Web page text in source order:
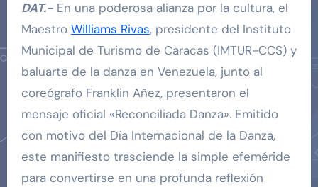
DAT.-En una poderosa alianza por la cultura, el
Maestro Williams Rivas, presidente del Instituto
Municipal de Turismo de Caracas (IMTUR-CCS) y
baluarte de la danza en Venezuela, junto al
coreógrafo Franklin Añez, presentaron el
mensaje oficial «Reconciliada Danza». Emitido
con motivo del Día Internacional de la Danza,
este manifiesto trasciende la simple efeméride
para convertirse en una profunda reflexión